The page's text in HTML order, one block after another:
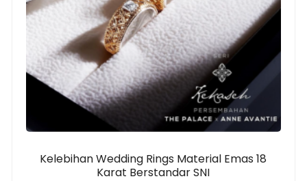
Kelebihan Wedding Rings Material Emas 18
Karat Berstandar SNI